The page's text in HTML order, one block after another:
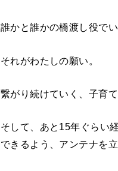
誰かと誰かの橋渡し役でい
それがわたしの願い。
繋がり続けていく、子育
そして、あと15年ぐらい
できるよう、アンテナを